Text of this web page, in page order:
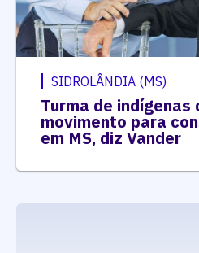
SIDROLÂNDIA (MS)
Turma de
movimento para
em MS, diz Vander